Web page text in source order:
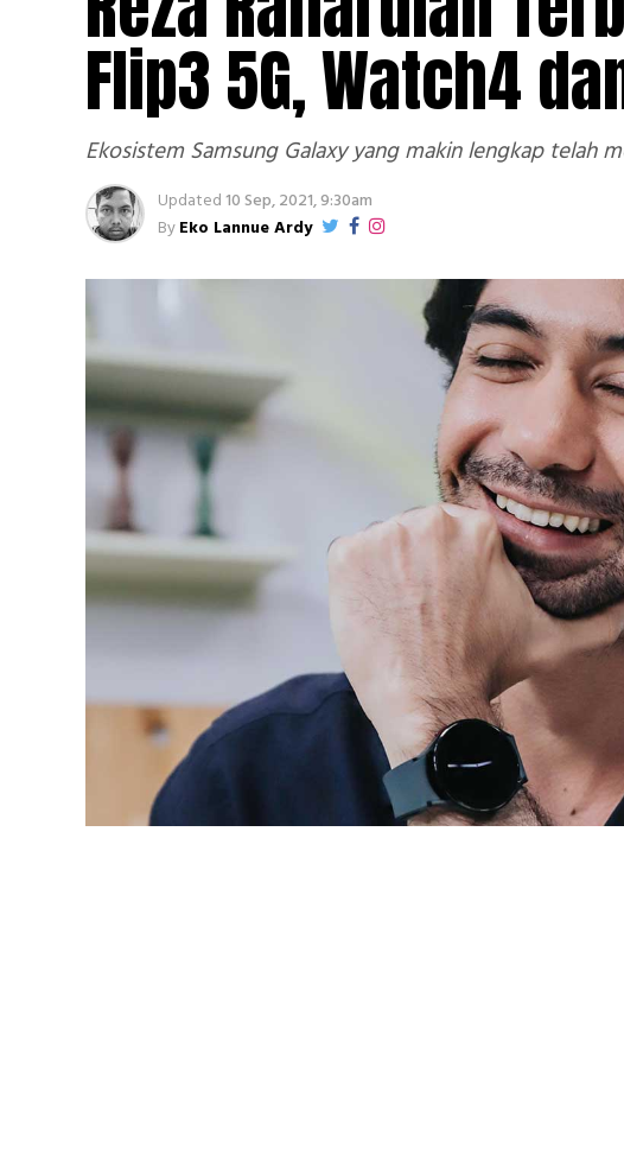
Flip3 5G, Watch4
Ekosistem Samsung Galaxy yang makin lengkap telah
Updated 10 Sep, 2021, 9:30am
ByEko Lannue Ardy